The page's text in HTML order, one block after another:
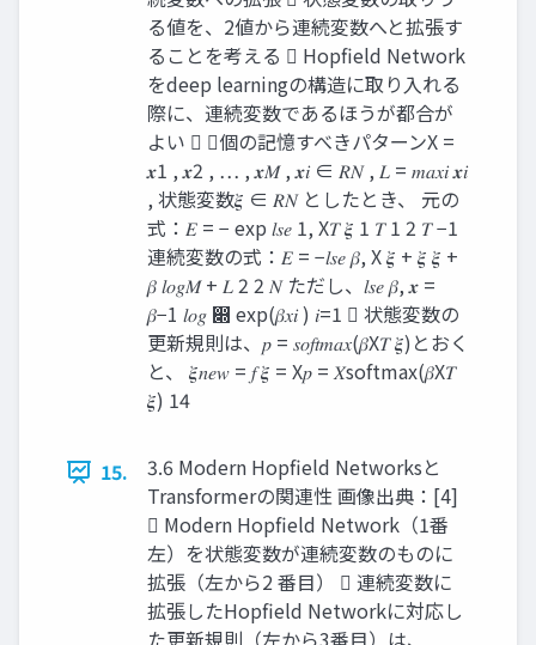
る値を、2値から連続変数へと拡張す
ることを考える  Hopfield Network
をdeep learningの構造に取り入れる
際に、連続変数であるほうが都合が
よい  𝑀個の記憶すべきパターンX =
𝒙1 , 𝒙2 , … , 𝒙𝑀 , 𝒙𝑖 ∈ 𝑅𝑁 , 𝐿 = 𝑚𝑎𝑥𝑖 𝒙𝑖
, 状態変数𝝃 ∈ 𝑅𝑁 としたとき、 元の
式：𝐸 = − exp 𝑙𝑠𝑒 1, X𝑇 𝝃 1 𝑇 1 2 𝑇 −1
連続変数の式：𝐸 = −𝑙𝑠𝑒 𝛽, X 𝝃 + 𝝃 𝝃 +
𝛽 𝑙𝑜𝑔𝑀 + 𝐿 2 2 𝑁 ただし、𝑙𝑠𝑒 𝛽, 𝒙 =
𝛽−1 𝑙𝑜𝑔 ෍ exp(𝛽𝑥𝑖 ) 𝑖=1  状態変数の
更新規則は、𝑝 = 𝑠𝑜𝑓𝑡𝑚𝑎𝑥(𝛽X𝑇 𝝃)とおく
と、 𝝃𝑛𝑒𝑤 = 𝑓 𝝃 = X𝑝 = 𝑋softmax(𝛽X𝑇
𝝃) 14
15.
3.6 Modern Hopfield Networksと
Transformerの関連性 画像出典：[4]
 Modern Hopfield Network（1番
左）を状態変数が連続変数のものに
拡張（左から2 番目）  連続変数に
拡張したHopfield Networkに対応し